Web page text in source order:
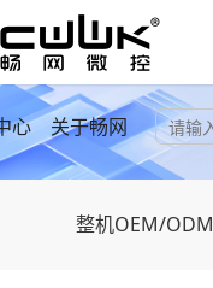
心 关于畅网
整机OEM/ODM